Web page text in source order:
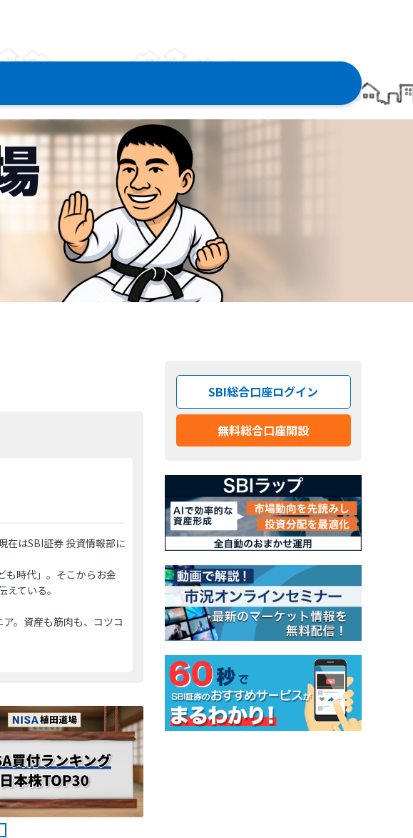
在はSBI証券 投資情報部に
も時代」。そこからお金
ている。
。資産も筋肉も、コツコ
SBI総合口座ログイン
無料総合口座開設